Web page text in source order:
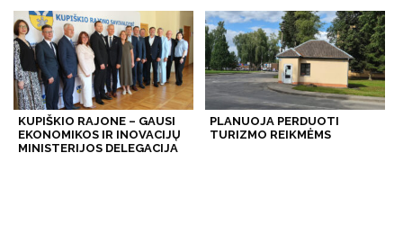
KUPIŠKIO RAJONE – GAUSI
EKONOMIKOS IR INOVACIJŲ
MINISTERIJOS DELEGACIJA
PLANUOJA PERDUOTI
TURIZMO REIKMĖMS